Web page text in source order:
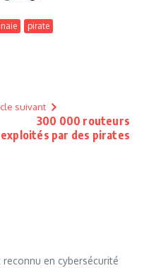
pirate
suivant
300 000 routeurs
exploités par des pirates
en cybersécurité